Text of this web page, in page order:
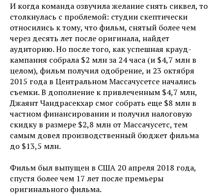
И когда команда озвучила желание снять сиквел, то
столкнулась с проблемой: студии скептически
относились к тому, что фильм, снятый более чем
через десять лет после оригинала, найдет
аудиторию. Но после того, как успешная крауд-
кампания собрала $2 млн за 24 часа (и $4,7 млн в
целом), фильм получил одобрение, и 23 октября
2015 года в Центральном Массачусетсе начались
съемки. В дополнение к привлеченным $4,7 млн,
Джаянт Чандрасекхар смог собрать еще $8 млн в
частном финансировании и получил налоговую
скидку в размере $2,8 млн от Массачусетс, тем
самым довел производственный бюджет фильма
до $13,5 млн.
Фильм был выпущен в США 20 апреля 2018 года,
спустя более чем 17 лет после премьеры
оригинального фильма.